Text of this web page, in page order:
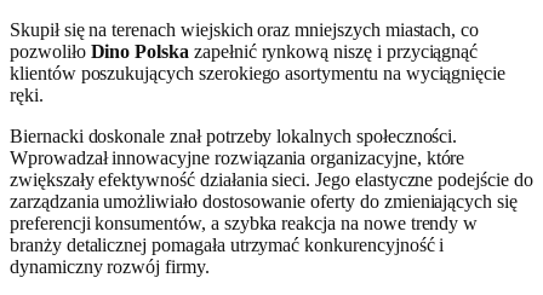
Skupił się na terenach wiejskich oraz mniejszych miastach, co
pozwoliło Dino Polska zapełnić rynkową niszę i przyciągnąć
klientów poszukujących szerokiego asortymentu na wyciągnięcie
ręki.
Biernacki doskonale znał potrzeby lokalnych społeczności.
Wprowadzał innowacyjne rozwiązania organizacyjne, które
zwiększały efektywność działania sieci. Jego elastyczne podejście do
zarządzania umożliwiało dostosowanie oferty do zmieniających się
preferencji konsumentów, a szybka reakcja na nowe trendy w
branży detalicznej pomagała utrzymać konkurencyjność i
dynamiczny rozwój firmy.